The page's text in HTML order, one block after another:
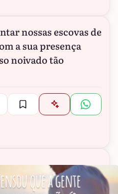
nossas escovas de
a sua presença
noivado tão